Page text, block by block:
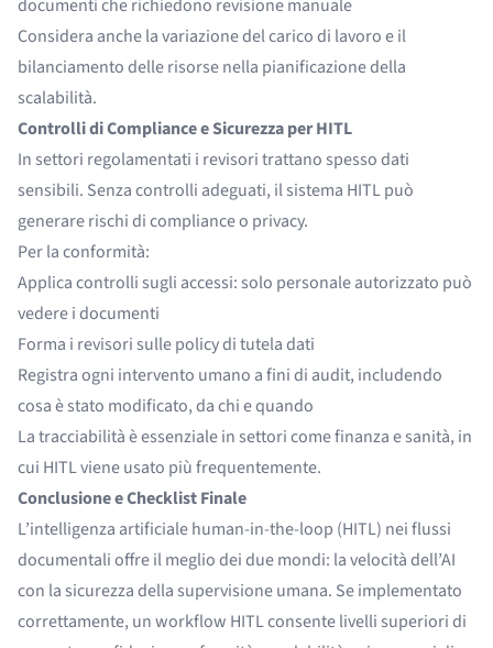
documenti che richiedono revisione manuale
Considera anche la variazione del carico di lavoro e il
bilanciamento delle risorse nella pianificazione della
scalabilità.
Controlli di Compliance e Sicurezza per HITL
In settori regolamentati i revisori trattano spesso dati
sensibili. Senza controlli adeguati, il sistema HITL può
generare rischi di compliance o privacy.
Per la conformità:
Applica controlli sugli accessi: solo personale autorizzato può
vedere i documenti
Forma i revisori sulle policy di tutela dati
Registra ogni intervento umano a fini di audit, includendo
cosa è stato modificato, da chi e quando
La tracciabilità è essenziale in settori come finanza e sanità, in
cui HITL viene usato più frequentemente.
Conclusione e Checklist Finale
L’intelligenza artificiale human-in-the-loop (HITL) nei flussi
documentali offre il meglio dei due mondi: la velocità dell’AI
con la sicurezza della supervisione umana. Se implementato
correttamente, un workflow HITL consente livelli superiori di